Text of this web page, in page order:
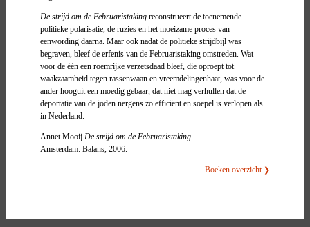
De strijd om de Februaristaking reconstrueert de toenemende
politieke polarisatie, de ruzies en het moeizame proces van
eenwording daarna. Maar ook nadat de politieke strijdbijl was
begraven, bleef de erfenis van de Februaristaking omstreden. Wat
voor de één een roemrijke verzetsdaad bleef, die oproept tot
waakzaamheid tegen rassenwaan en vreemdelingenhaat, was voor de
ander hooguit een moedig gebaar, dat niet mag verhullen dat de
deportatie van de joden nergens zo efficiënt en soepel is verlopen als
in Nederland.
Annet Mooij De strijd om de Februaristaking
Amsterdam: Balans, 2006.
Boeken overzicht ❯